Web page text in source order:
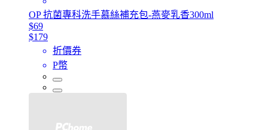
OP 抗菌專科洗手慕絲補充包-燕麥乳香300ml
$69
$179
折價券
P幣